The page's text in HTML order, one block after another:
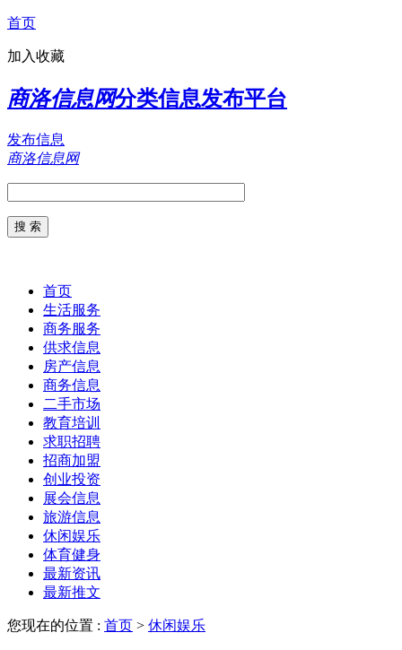
首页
加入收藏
商洛信息网分类信息发布平台
发布信息
商洛信息网
首页
生活服务
商务服务
供求信息
房产信息
商务信息
二手市场
教育培训
求职招聘
招商加盟
创业投资
展会信息
旅游信息
休闲娱乐
体育健身
最新资讯
最新推文
您现在的位置 : 首页 > 休闲娱乐